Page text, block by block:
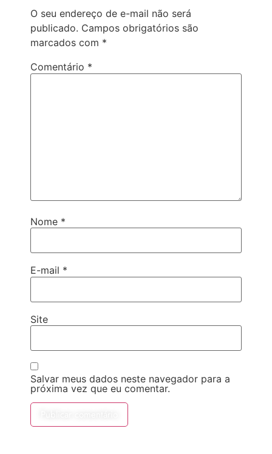
O seu endereço de e-mail não será
publicado. Campos obrigatórios são
marcados com *
Comentário *
Nome *
E-mail *
Site
Salvar meus dados neste navegador para a
próxima vez que eu comentar.